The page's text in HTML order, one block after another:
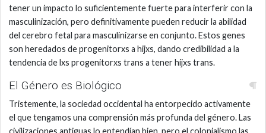
tener un impacto lo suficientemente fuerte para interferir con la
masculinización, pero definitivamente pueden reducir la abilidad
del cerebro fetal para masculinizarse en conjunto. Estos genes
son heredados de progenitorxs a hijxs, dando credibilidad a la
tendencia de lxs progenitorxs trans a tener hijxs trans.
El Género es Biológico
Tristemente, la sociedad occidental ha entorpecido activamente
el que tengamos una comprensión más profunda del género. Las
civilizaciones antiguas lo entendían bien, pero el colonialismo las